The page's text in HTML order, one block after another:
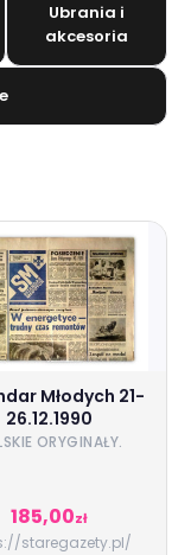
Ubrania i
akcesoria
Młodych 21-
26.12.1990
ORYGINAŁY.
185,00zł
staregazety.pl/